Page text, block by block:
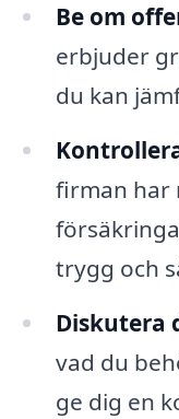
Be om
erbjuder
du kan
firman har
trygg och
Diskutera
vad du
ge dig en